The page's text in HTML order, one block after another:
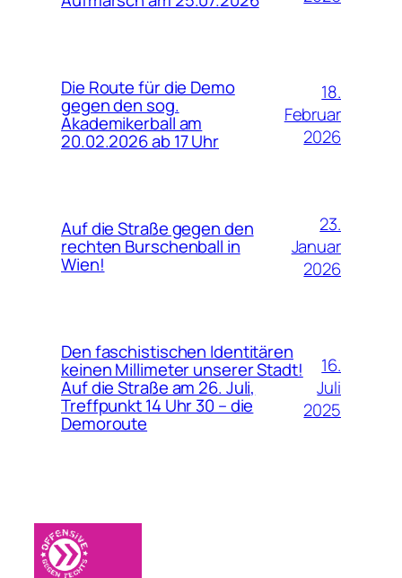
Die Route für die Demo
gegen den sog.
Akademikerball am
20.02.2026 ab 17 Uhr
18.
Februar
2026
Auf die Straße gegen den
rechten Burschenball in
Wien!
23.
Januar
2026
Den faschistischen Identitären
keinen Millimeter unserer Stadt!
Auf die Straße am 26. Juli,
Treffpunkt 14 Uhr 30 – die
Demoroute
16.
Juli
2025